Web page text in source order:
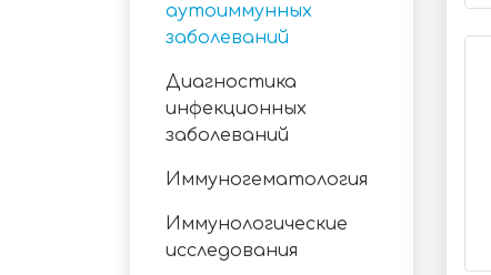
аутоиммунных
заболеваний
Диагностика
инфекционных
заболеваний
Иммуногематология
Иммунологические
исследования